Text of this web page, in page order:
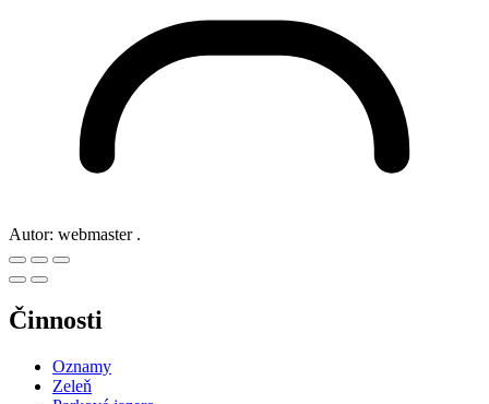
Autor: webmaster .
Činnosti
Oznamy
Zeleň